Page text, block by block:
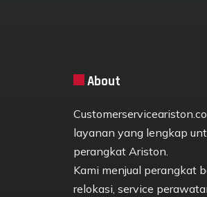
About
layanan yang lengkap
perangkat Ariston.
Kami menjual perangkat
relokasi, service